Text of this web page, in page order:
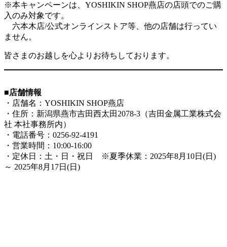
※本キャンペーンは、YOSHIKIN SHOP燕店の店頭でのご購
入のみ対象です。
六本木店/公式オンラインストア等、他の店舗は行ってい
ません。
皆さまのお越しを心よりお待ちしております。
■店舗情報
・店舗名：YOSHIKIN SHOP燕店
・住所：新潟県燕市吉田西太田2078-3（吉田金属工業株式会
社 本社事務所内）
・電話番号：0256-92-4191
・営業時間：10:00-16:00
・定休日：土・日・祝日 ※夏季休業：2025年8月10日(日)
～ 2025年8月17日(日)